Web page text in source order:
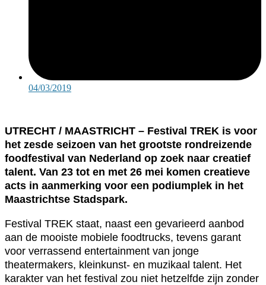
04/03/2019
UTRECHT / MAASTRICHT – Festival TREK is voor
het zesde seizoen van het grootste rondreizende
foodfestival van Nederland op zoek naar creatief
talent. Van 23 tot en met 26 mei komen creatieve
acts in aanmerking voor een podiumplek in het
Maastrichtse Stadspark.
Festival TREK staat, naast een gevarieerd aanbod
aan de mooiste mobiele foodtrucks, tevens garant
voor verrassend entertainment van jonge
theatermakers, kleinkunst- en muzikaal talent. Het
karakter van het festival zou niet hetzelfde zijn zonder